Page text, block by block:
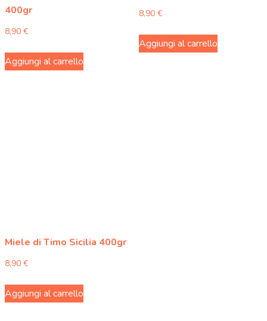
400gr
8,90 €
Aggiungi al carrello
8,90 €
Aggiungi al carrello
Miele di Timo Sicilia 400gr
8,90 €
Aggiungi al carrello